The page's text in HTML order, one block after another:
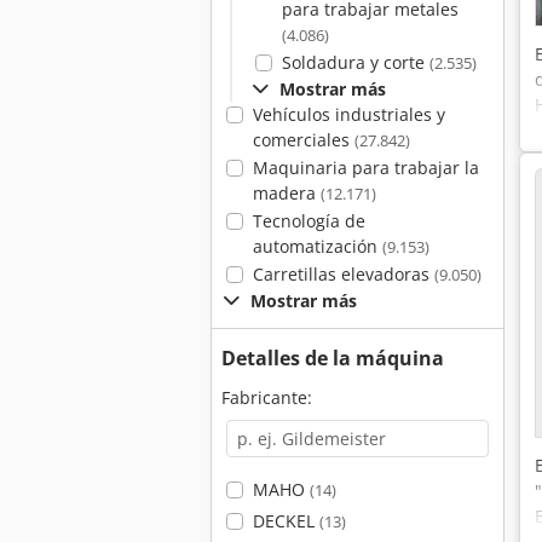
para trabajar metales
(4.086)
Soldadura y corte (2.535)
Mostrar más
Vehículos industriales y
comerciales (27.842)
Maquinaria para trabajar la
madera (12.171)
Tecnología de
automatización (9.153)
Carretillas elevadoras (9.050)
Mostrar más
Detalles de la máquina
Fabricante:
MAHO (14)
DECKEL (13)